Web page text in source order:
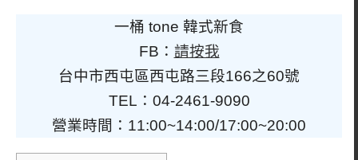
一桶 tone 韓式新食
FB： 請按我
台中市西屯區西屯路三段166之60號
TEL：04-2461-9090
營業時間：11:00~14:00/17:00~20:00